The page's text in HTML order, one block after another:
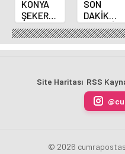
KONYA
ŞEKER
YILLIK 7
BİN 500
TON
ÜRETİLECEK
SON
DAKİKA
HABERİ:
Yeni
Merkez
Fatih
Karahan
oldu
Site Haritası RSS
© 2026